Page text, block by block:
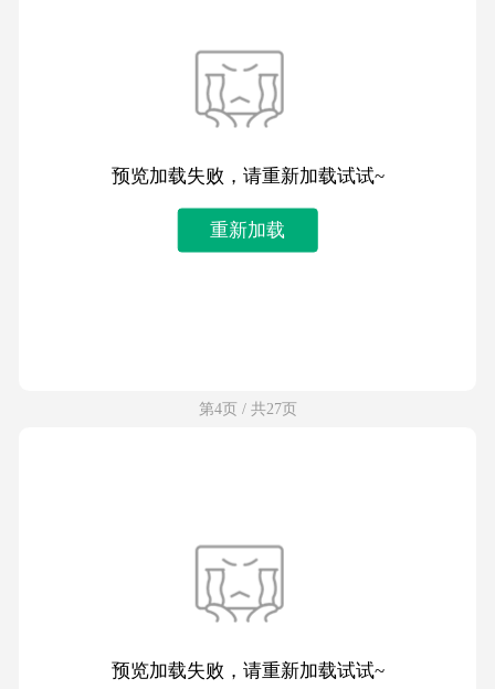
预览加载失败，请重新加载试试~
重新加载
第4页 / 共27页
预览加载失败，请重新加载试试~